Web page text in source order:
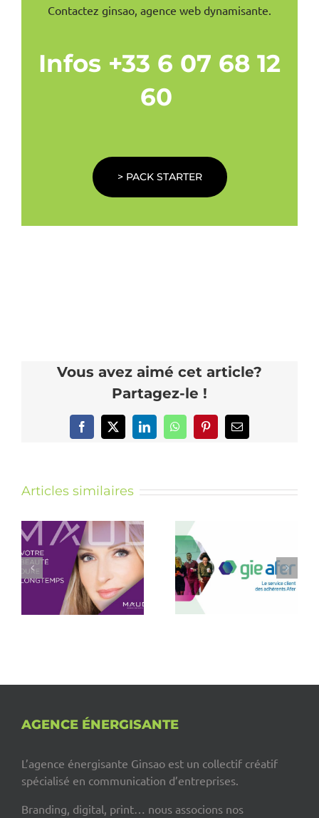
Contactez ginsao, agence web dynamisante.
Infos +33 6 07 68 12
60
> PACK STARTER
Vous avez aimé cet article?
Partagez-le !
Facebook
X LinkedInWhatsAppPinterestEmail
Articles similaires
REFONTE
SITE WEB
CHAMPAGNE
FFC
AGENCE ÉNERGISANTE
L’agence énergisante Ginsao est un collectif créatif
spécialisé en communication d’entreprises.
Branding, digital, print… nous associons nos